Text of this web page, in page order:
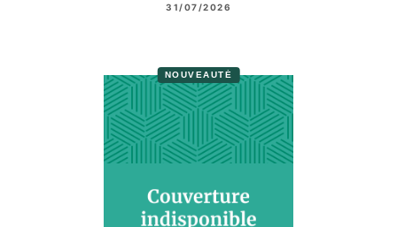
31/07/2026
NOUVEAUTÉ